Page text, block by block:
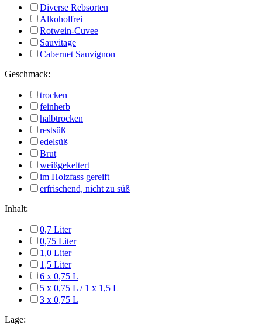
Diverse Rebsorten
Alkoholfrei
Rotwein-Cuvee
Sauvitage
Cabernet Sauvignon
Geschmack:
trocken
feinherb
halbtrocken
restsüß
edelsüß
Brut
weißgekeltert
im Holzfass gereift
erfrischend, nicht zu süß
Inhalt:
0,7 Liter
0,75 Liter
1,0 Liter
1,5 Liter
6 x 0,75 L
5 x 0,75 L / 1 x 1,5 L
3 x 0,75 L
Lage: